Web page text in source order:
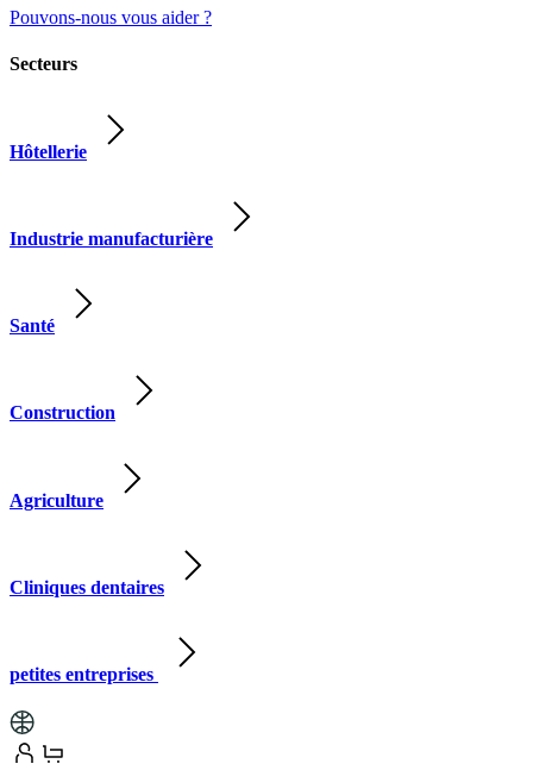
Pouvons-nous vous aider ?
Secteurs
Hôtellerie
Industrie manufacturière
Santé
Construction
Agriculture
Cliniques dentaires
petites entreprises